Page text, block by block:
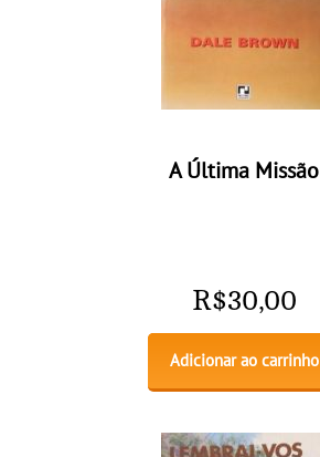
A Última Missão
R$30,00
Adicionar ao carrinho